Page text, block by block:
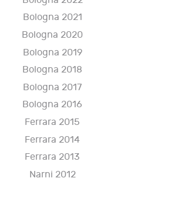
Bologna 2021
Bologna 2020
Bologna 2019
Bologna 2018
Bologna 2017
Bologna 2016
Ferrara 2015
Ferrara 2014
Ferrara 2013
Narni 2012